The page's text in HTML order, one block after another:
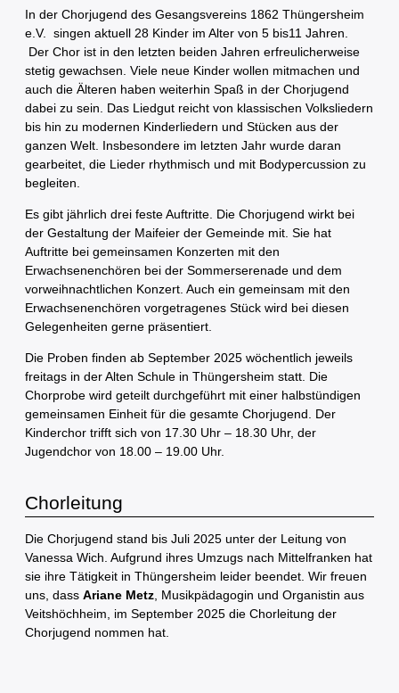
In der Chorjugend des Gesangsvereins 1862 Thüngersheim
e.V. singen aktuell 28 Kinder im Alter von 5 bis11 Jahren.
Der Chor ist in den letzten beiden Jahren erfreulicherweise
stetig gewachsen. Viele neue Kinder wollen mitmachen und
auch die Älteren haben weiterhin Spaß in der Chorjugend
dabei zu sein. Das Liedgut reicht von klassischen Volksliedern
bis hin zu modernen Kinderliedern und Stücken aus der
ganzen Welt. Insbesondere im letzten Jahr wurde daran
gearbeitet, die Lieder rhythmisch und mit Bodypercussion zu
begleiten.
Es gibt jährlich drei feste Auftritte. Die Chorjugend wirkt bei
der Gestaltung der Maifeier der Gemeinde mit. Sie hat
Auftritte bei gemeinsamen Konzerten mit den
Erwachsenenchören bei der Sommerserenade und dem
vorweihnachtlichen Konzert. Auch ein gemeinsam mit den
Erwachsenenchören vorgetragenes Stück wird bei diesen
Gelegenheiten gerne präsentiert.
Die Proben finden ab September 2025 wöchentlich jeweils
freitags in der Alten Schule in Thüngersheim statt. Die
Chorprobe wird geteilt durchgeführt mit einer halbstündigen
gemeinsamen Einheit für die gesamte Chorjugend. Der
Kinderchor trifft sich von 17.30 Uhr – 18.30 Uhr, der
Jugendchor von 18.00 – 19.00 Uhr.
Chorleitung
Die Chorjugend stand bis Juli 2025 unter der Leitung von
Vanessa Wich. Aufgrund ihres Umzugs nach Mittelfranken hat
sie ihre Tätigkeit in Thüngersheim leider beendet. Wir freuen
uns, dass Ariane Metz , Musikpädagogin und Organistin aus
Veitshöchheim, im September 2025 die Chorleitung der
Chorjugend nommen hat.